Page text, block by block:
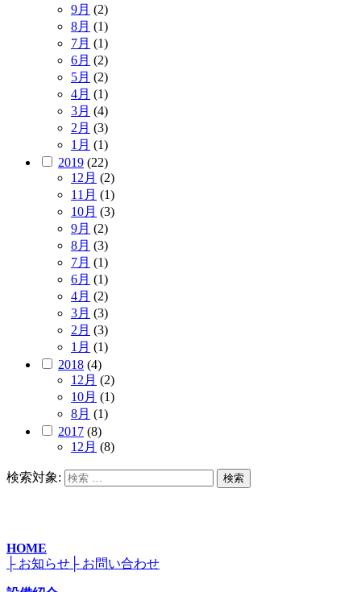
9月 (2)
8月 (1)
7月 (1)
6月 (2)
5月 (2)
4月 (1)
3月 (4)
2月 (3)
1月 (1)
2019 (22)
12月 (2)
11月 (1)
10月 (3)
9月 (2)
8月 (3)
7月 (1)
6月 (1)
4月 (2)
3月 (3)
2月 (3)
1月 (1)
2018 (4)
12月 (2)
10月 (1)
8月 (1)
2017 (8)
12月 (8)
検索対象: 検索
HOME
├ お知らせ ├ お問い合わせ